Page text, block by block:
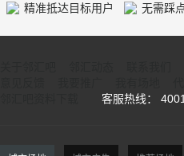
精准抵达目标用户 无需踩
客服热线：